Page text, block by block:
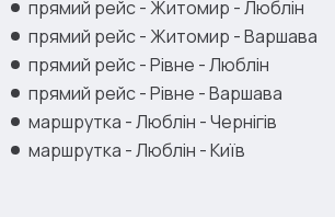
прямий рейс - Житомир - Люблін
прямий рейс - Житомир - Варшава
прямий рейс - Рівне - Люблін
прямий рейс - Рівне - Варшава
маршрутка - Люблін - Чернігів
маршрутка - Люблін - Київ